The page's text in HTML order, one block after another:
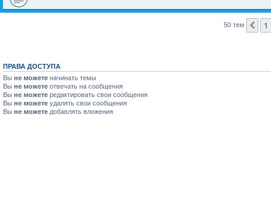
50 тем 1
ПРАВА ДОСТУПА
Вы не можете начинать темы
Вы не можете отвечать на сообщения
Вы не можете редактировать свои сообщения
Вы не можете удалять свои сообщения
Вы не можете добавлять вложения